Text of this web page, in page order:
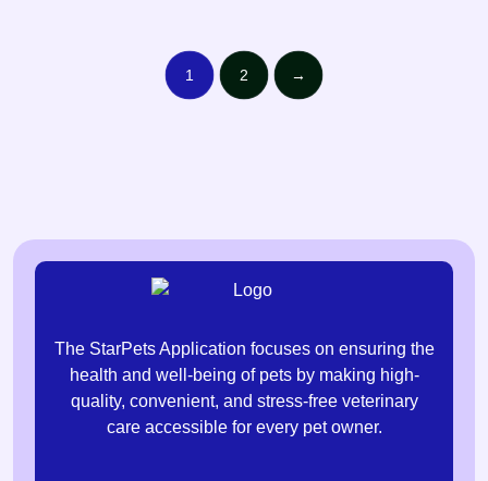
1 2 →
The StarPets Application focuses on ensuring the
health and well-being of pets by making high-
quality, convenient, and stress-free veterinary
care accessible for every pet owner.